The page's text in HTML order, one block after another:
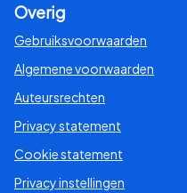
Overig
Gebruiksvoorwaarden
Algemene voorwaarden
Auteursrechten
Privacy statement
Cookie statement
Privacy instellingen